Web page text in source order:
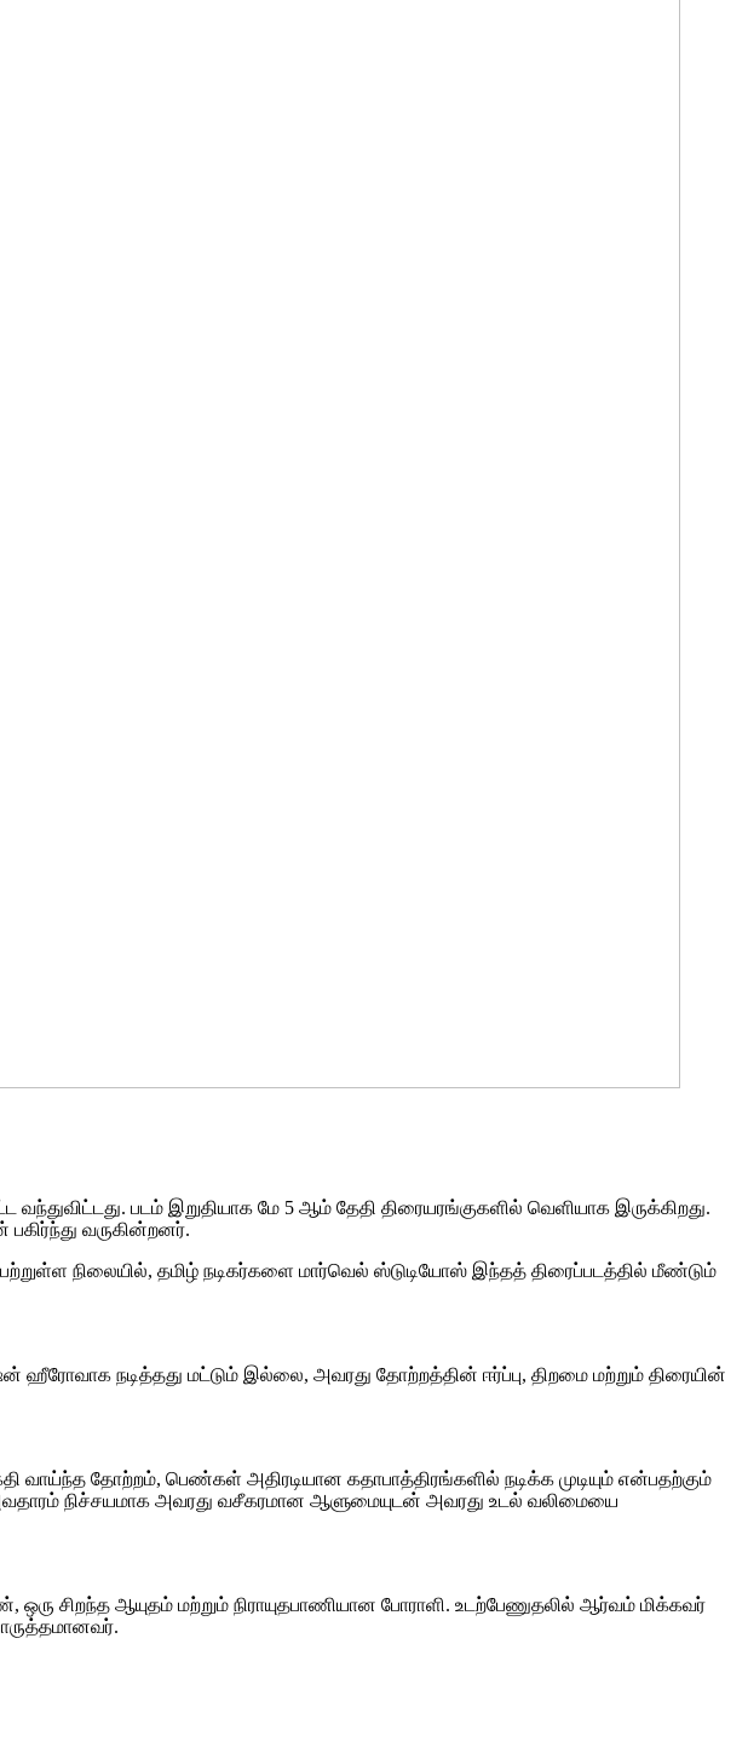
வந்துவிட்டது. படம் இறுதியாக மே 5 ஆம் தேதி திரையரங்குகளில் வெளியாக இருக்கிறது.
வருகின்றனர்.
நிலையில், தமிழ் நடிகர்களை மார்வெல் ஸ்டுடியோஸ் இந்தத் திரைப்படத்தில் மீண்டும்
ஹீரோவாக நடித்தது மட்டும் இல்லை, அவரது தோற்றத்தின் ஈர்ப்பு, திறமை மற்றும் திரையின்
தோற்றம், பெண்கள் அதிரடியான கதாபாத்திரங்களில் நடிக்க முடியும் என்பதற்கும்
அவதாரம் நிச்சயமாக அவரது வசீகரமான ஆளுமையுடன் அவரது உடல் வலிமையை
சிறந்த ஆயுதம் மற்றும் நிராயுதபாணியான போராளி. உடற்பேணுதலில் ஆர்வம் மிக்கவர்